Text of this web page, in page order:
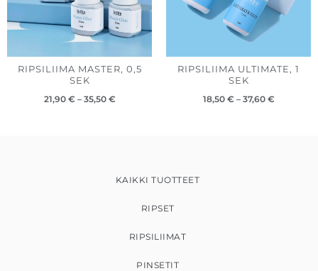
RIPSILIIMA MASTER, 0,5
SEK
21,90 € – 35,50 €
RIPSILIIMA ULTIMATE, 1
SEK
18,50 € – 37,60 €
KAIKKI TUOTTEET
RIPSET
RIPSILIIMAT
PINSETIT